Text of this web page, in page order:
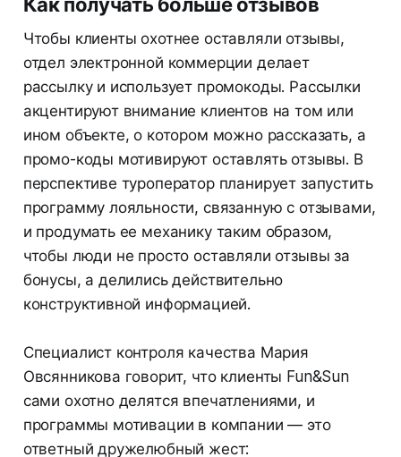
Чтобы клиенты охотнее оставляли отзывы,
отдел электронной коммерции делает
рассылку и использует промокоды. Рассылки
акцентируют внимание клиентов на том или
ином объекте, о котором можно рассказать, а
промо-коды мотивируют оставлять отзывы. В
перспективе туроператор планирует запустить
программу лояльности, связанную с отзывами,
и продумать ее механику таким образом,
чтобы люди не просто оставляли отзывы за
бонусы, а делились действительно
конструктивной информацией.
Специалист контроля качества Мария
Овсянникова говорит, что клиенты Fun&Sun
сами охотно делятся впечатлениями, и
программы мотивации в компании — это
ответный дружелюбный жест: